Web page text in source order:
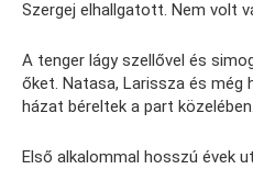
Szergej elhallgatott. Nem volt
A tenger lágy szellővel és
őket. Natasa, Larissza és még
házat béreltek a part közelében.
Első alkalommal hosszú évek